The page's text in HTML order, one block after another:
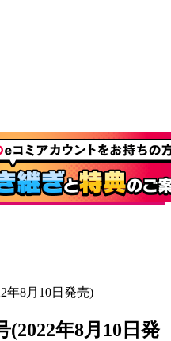
年8月10日発売)
(2022年8月10日発